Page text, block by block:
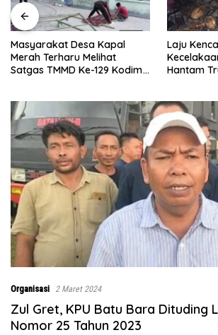
Laju Kencang Berujung
Kecelakaan, Xpander
Hantam Truk yang Berhenti
Kurang
Lima
Curas
Organisasi 2 Maret 2024
Zul Gret, KPU Batu Bara Dituding
Nomor 25 Tahun 2023